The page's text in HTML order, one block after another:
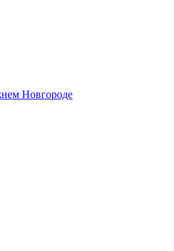
Новгороде